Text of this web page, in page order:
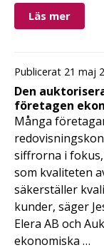
Läs mer
Publicerat 21 maj
Den
företagen
Många
siffrorna i
som kvaliteten
säkerställer
kunder, säger
Elera AB och
ekonomiska …